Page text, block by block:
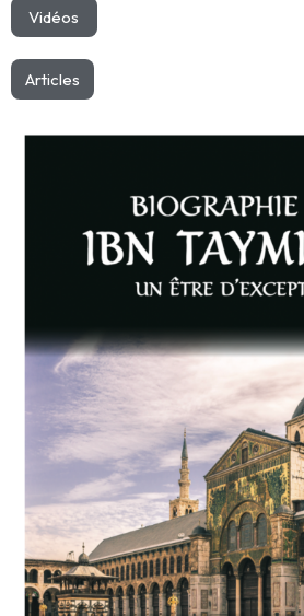
Vidéos
Articles